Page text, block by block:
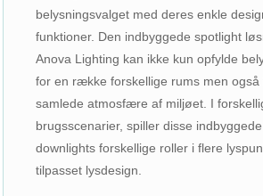
belysningsvalget med deres enkle
funktioner. Den indbyggede spotlight
Anova Lighting kan ikke kun opfylde
for en række forskellige rums men
samlede atmosfære af miljøet. I
brugsscenarier, spiller disse
downlights forskellige roller i flere
tilpasset lysdesign.